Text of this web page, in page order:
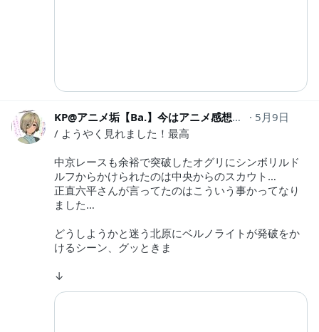
KP@アニメ垢【Ba.】今はアニメ感想の人
5月9日
/ ようやく見れました！最高
中京レースも余裕で突破したオグリにシンボリルド
ルフからかけられたのは中央からのスカウト…
正直六平さんが言ってたのはこういう事かってなり
ました…
どうしようかと迷う北原にベルノライトが発破をか
けるシーン、グッときま
↓